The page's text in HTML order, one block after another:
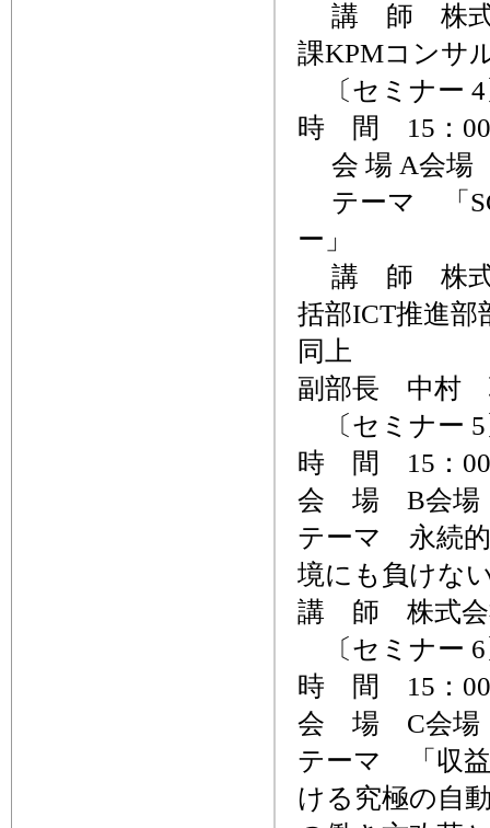
講 師 株式会
課KPMコンサ
〔セミナー 4
時 間 15：00
会 場 A会場
テーマ 「
ー」
講 師 株式会
括部ICT推進
副部長 中村
〔セミナー 5
時 間 15：
会 場 B会場
テーマ 永続的
境にも負けな
講 師 株式会
〔セミナー 6
時 間 15：00
会 場 C会場
テーマ 「収益
ける究極の自